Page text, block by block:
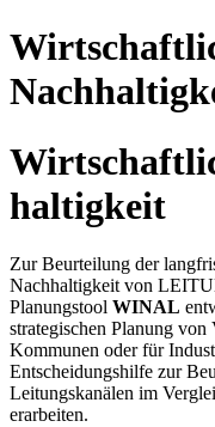
haltig­keit
Zur Beurteilung der
Nachhaltigkeit von
Planungstool WINAL
strategischen Planung
Kommunen oder für
Entscheidungshilfe zur
Leitungskanälen im
erarbeiten.